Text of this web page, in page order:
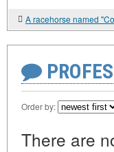
Order by:
There are